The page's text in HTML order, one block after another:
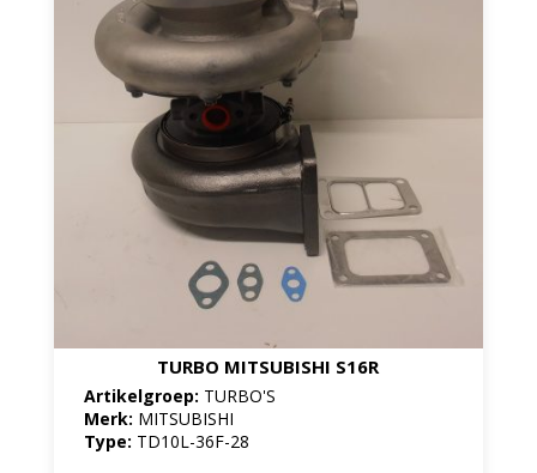
TURBO MITSUBISHI S16R
Artikelgroep: TURBO'S
Merk: MITSUBISHI
Type: TD10L-36F-28